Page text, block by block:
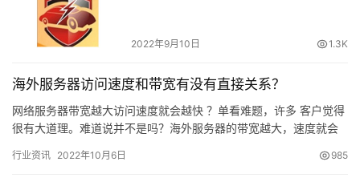
2022年9月10日 1.3K
海外服务器访问速度和带宽有没有直接关系？
网络服务器带宽越大访问速度就会越快 ？单看难题，许多 客户觉得
很有大道理。难道说并不是吗？海外服务器的带宽越大，速度就会
载。…
行业资讯 2022年10月6日 985